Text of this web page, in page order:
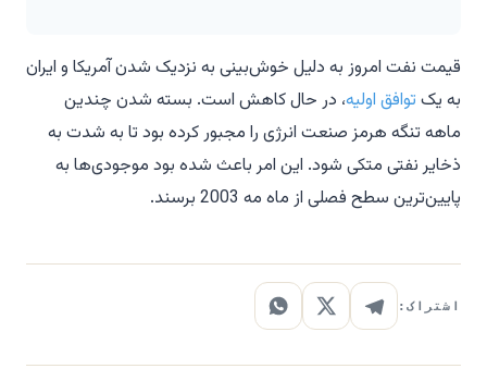
قیمت نفت امروز به دلیل خوش‌بینی به نزدیک شدن آمریکا و ایران
به یک توافق اولیه، در حال کاهش است. بسته شدن چندین
ماهه تنگه هرمز صنعت انرژی را مجبور کرده بود تا به شدت به
ذخایر نفتی متکی شود. این امر باعث شده بود موجودی‌ها به
پایین‌ترین سطح فصلی از ماه مه 2003 برسند.
اشتراک: